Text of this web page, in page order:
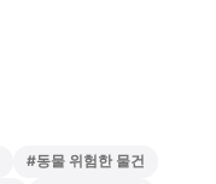
#동물 위험한 물건